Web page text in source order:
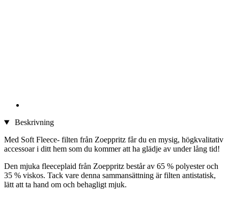
Beskrivning
Med Soft Fleece- filten från Zoeppritz får du en mysig, högkvalitativ
accessoar i ditt hem som du kommer att ha glädje av under lång tid!
Den mjuka fleeceplaid från Zoeppritz består av 65 % polyester och
35 % viskos. Tack vare denna sammansättning är filten antistatisk,
lätt att ta hand om och behagligt mjuk.